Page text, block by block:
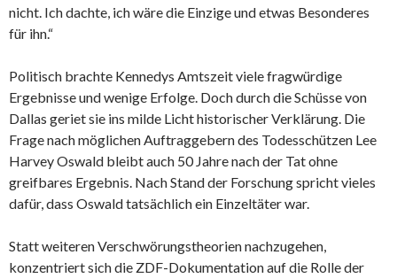
nicht. Ich dachte, ich wäre die Einzige und etwas Besonderes
für ihn.“
Politisch brachte Kennedys Amtszeit viele fragwürdige
Ergebnisse und wenige Erfolge. Doch durch die Schüsse von
Dallas geriet sie ins milde Licht historischer Verklärung. Die
Frage nach möglichen Auftraggebern des Todesschützen Lee
Harvey Oswald bleibt auch 50 Jahre nach der Tat ohne
greifbares Ergebnis. Nach Stand der Forschungspricht vieles
dafür, dass Oswald tatsächlich ein Einzeltäter war.
Statt weiteren Verschwörungstheorien nachzugehen,
konzentriert sich die ZDF-Dokumentation auf die Rolle der